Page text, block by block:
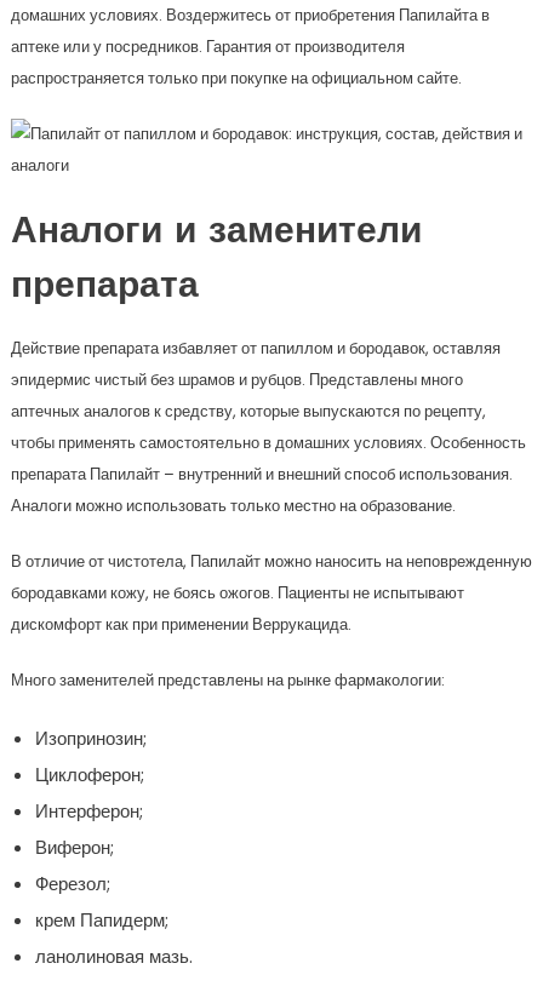
домашних условиях. Воздержитесь от приобретения Папилайта в
аптеке или у посредников. Гарантия от производителя
распространяется только при покупке на официальном сайте.
Аналоги и заменители
препарата
Действие препарата избавляет от папиллом и бородавок, оставляя
эпидермис чистый без шрамов и рубцов. Представлены много
аптечных аналогов к средству, которые выпускаются по рецепту,
чтобы применять самостоятельно в домашних условиях. Особенность
препарата Папилайт – внутренний и внешний способ использования.
Аналоги можно использовать только местно на образование.
В отличие от чистотела, Папилайт можно наносить на неповрежденную
бородавками кожу, не боясь ожогов. Пациенты не испытывают
дискомфорт как при применении Веррукацида.
Много заменителей представлены на рынке фармакологии:
Изопринозин;
Циклоферон;
Интерферон;
Виферон;
Ферезол;
крем Папидерм;
ланолиновая мазь.